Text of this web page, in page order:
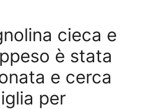
cieca e
è stata
e cerca
per